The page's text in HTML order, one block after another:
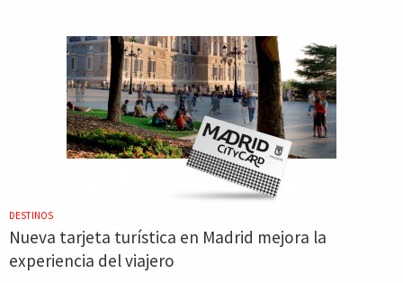
DESTINOS
Nueva tarjeta turística en Madrid mejora la
experiencia del viajero